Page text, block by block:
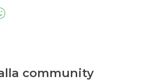
community